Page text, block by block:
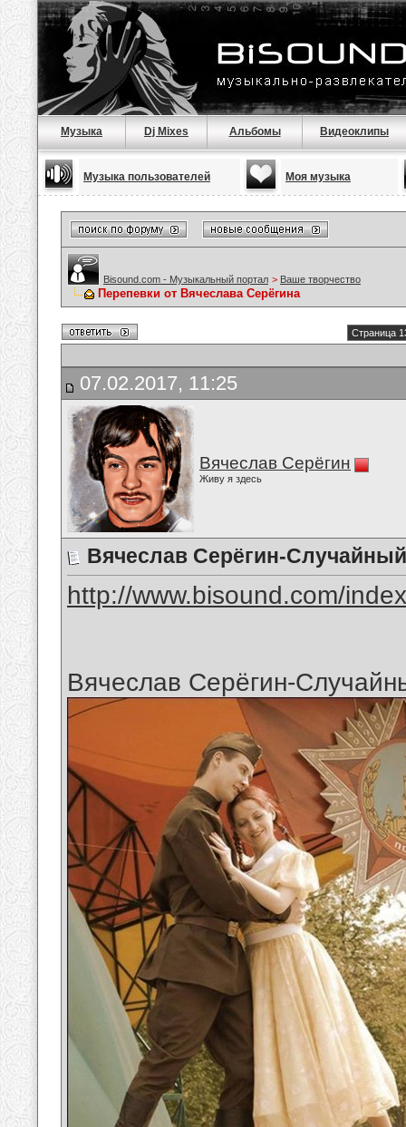
Музыка Dj Mixes Альбомы Видеоклипы
Музыка пользователей Моя музыка
Bisound.com - Музыкальный портал > Ваше творчество
Перепевки от Вячеслава Серёгина
Страница
07.02.2017, 11:25
Вячеслав Серёгин
Живу я здесь
Вячеслав Серёгин-
http://www.bisound.com/
Вячеслав Серёгин-